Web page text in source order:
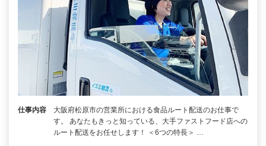
仕事内容
大阪府松原市の営業所における食品ルート配送のお仕事で
す。 あなたもきっと知っている、大手ファストフード店への
ルート配送をお任せします！ ＜6つの特長＞ …